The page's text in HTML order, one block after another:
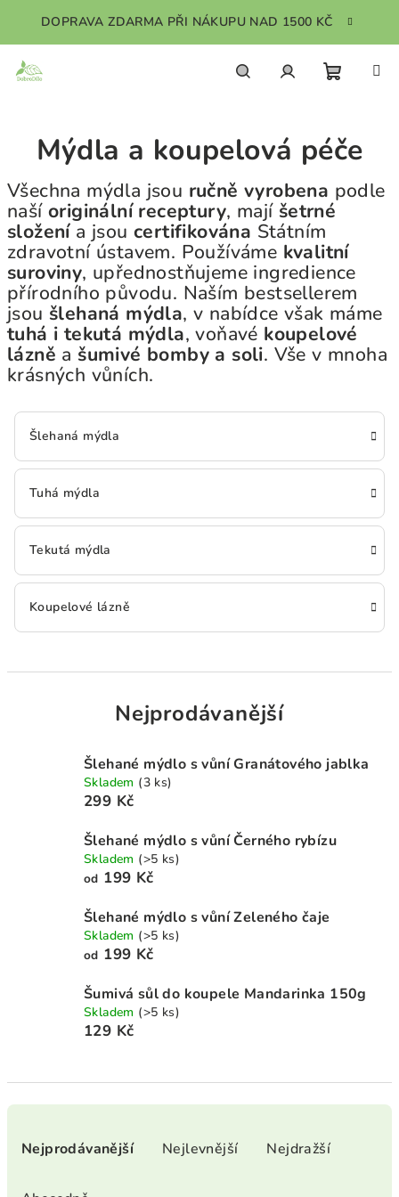
obsah
DOPRAVA ZDARMA PŘI NÁKUPU NAD 1500 KČ
košík
Mýdla a koupelová péče
Všechna mýdla jsou ručně vyrobena podle
naší originální receptury, mají šetrné
složenía jsoucertifikována Státním
zdravotní ústavem. Používáme kvalitní
suroviny, upřednostňujeme ingredience
přírodního původu. Naším bestsellerem
jsou šlehaná mýdla, v nabídce však máme
tuhá i tekutá mýdla, voňavé koupelové
lázně a šumivé bomby a soli. Vše v mnoha
krásných vůních.
Šlehaná mýdla
Tuhá mýdla
Tekutá mýdla
Koupelové lázně
Nejprodávanější
Šlehané mýdlo s vůní Granátového jablka
Skladem (3 ks)
299 Kč
Šlehané mýdlo s vůní Černého rybízu
Skladem (>5 ks)
od 199 Kč
Šlehané mýdlo s vůní Zeleného čaje
Skladem (>5 ks)
od 199 Kč
Šumivá sůl do koupele Mandarinka 150g
Skladem (>5 ks)
129 Kč
Nejprodávanější Nejlevnější Nejdražší